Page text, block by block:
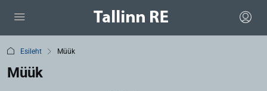
Esileht Müük
Müük